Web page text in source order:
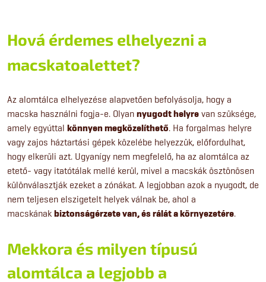
Hová érdemes elhelyezni a
macskatoalettet?
Az alomtálca elhelyezése alapvetően befolyásolja, hogy a
macska használni fogja-e. Olyan nyugodt helyre van szüksége,
amely egyúttal könnyen megközelíthető. Ha forgalmas helyre
vagy zajos háztartási gépek közelébe helyezzük, előfordulhat,
hogy elkerüli azt. Ugyanígy nem megfelelő, ha az alomtálca az
etető- vagy itatótálak mellé kerül, mivel a macskák ösztönösen
különválasztják ezeket a zónákat. A legjobban azok a nyugodt, de
nem teljesen elszigetelt helyek válnak be, ahol a
macskának biztonságérzete van, és rálát a környezetére.
Mekkora és milyen típusú
alomtálca a legjobb a